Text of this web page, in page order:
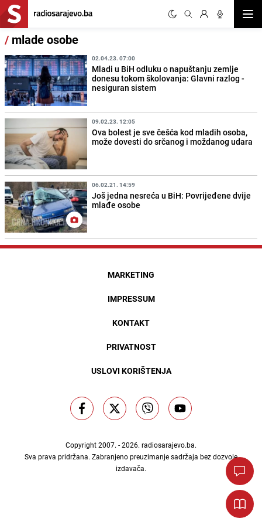
/ mlade osobe
02.04.23. 07:00
Mladi u BiH odluku o napuštanju zemlje
donesu tokom školovanja: Glavni razlog -
nesiguran sistem
09.02.23. 12:05
Ova bolest je sve češća kod mladih osoba,
može dovesti do srčanog i moždanog udara
06.02.21. 14:59
Još jedna nesreća u BiH: Povrijeđene dvije
mlađe osobe
MARKETING
IMPRESSUM
KONTAKT
PRIVATNOST
USLOVI KORIŠTENJA
Copyright 2007. - 2026. radiosarajevo.ba.
Sva prava pridržana. Zabranjeno preuzimanje sadržaja bez dozvole
izdavača.